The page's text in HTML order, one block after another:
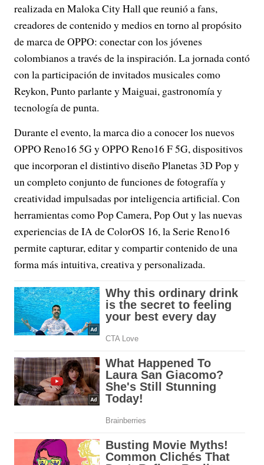
realizada en Maloka City Hall que reunió a fans,
creadores de contenido y medios en torno al propósito
de marca de OPPO: conectar con los jóvenes
colombianos a través de la inspiración. La jornada contó
con la participación de invitados musicales como
Reykon, Punto parlante y Maiguai, gastronomía y
tecnología de punta.
Durante el evento, la marca dio a conocer los nuevos
OPPO Reno16 5G y OPPO Reno16 F 5G, dispositivos
que incorporan el distintivo diseño Planetas 3D Pop y
un completo conjunto de funciones de fotografía y
creatividad impulsadas por inteligencia artificial. Con
herramientas como Pop Camera, Pop Out y las nuevas
experiencias de IA de ColorOS 16, la Serie Reno16
permite capturar, editar y compartir contenido de una
forma más intuitiva, creativa y personalizada.